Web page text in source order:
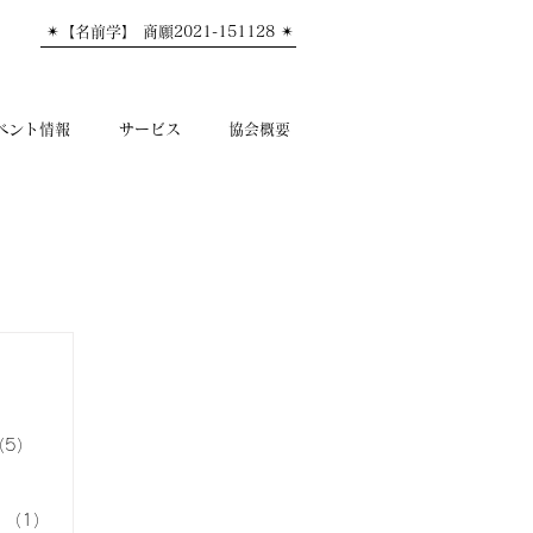
✴︎【名前学】 商願2021-151128 ✴︎
ント情報 サービス 協会概要
5）
（1）